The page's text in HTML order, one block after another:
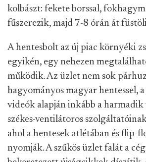
kolbászt: fekete borssal,
fűszerezik, majd 7-8 órán át
A hentesbolt az új piac környéki
egyikén, egy nehezen
működik. Az üzlet nem sok
hagyományos magyar hentessel,
videók alapján inkább a
székes-ventilátoros
ahol a hentesek atlétában és flip-
nyomják. A szűkös üzlet falát a